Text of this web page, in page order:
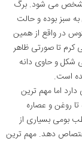
مشخص می شود. برگ
سبز بوده و حالت
در واقع از همین
کرم تا صورتی ظاهر
شکل و حاوی دانه
است.
اما مهم ترین
روغن و عصاره
بومی بسیاری از
دهد. مهم ترین